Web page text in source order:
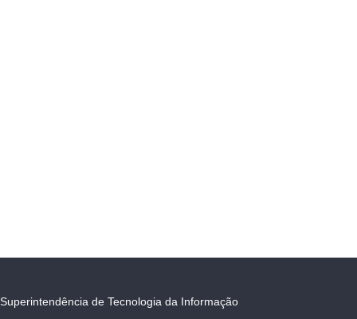
Superintendência de Tecnologia da Informação